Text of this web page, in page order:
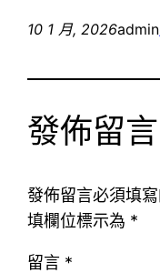
10 1 月, 2026admin
發佈留言
發佈留言必須填
填欄位標示為 *
留言 *